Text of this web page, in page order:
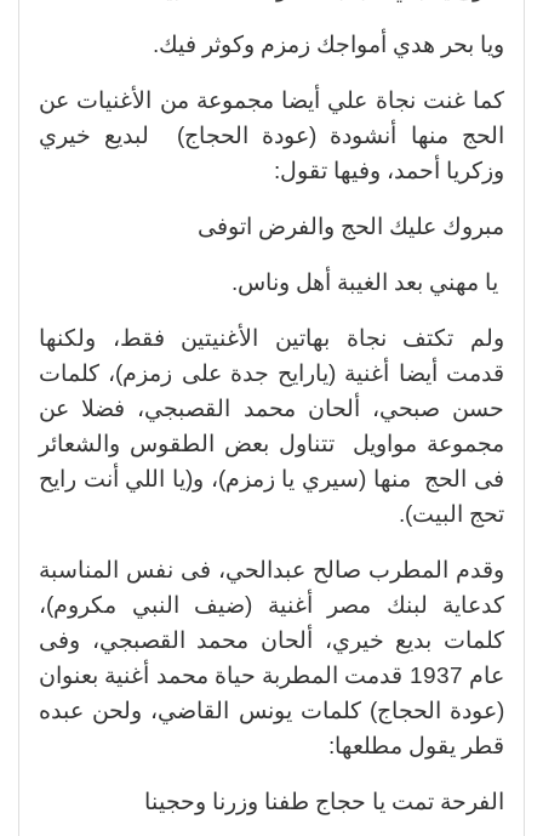
ويا بحر هدي أمواجك زمزم وكوثر فيك.
كما غنت نجاة علي أيضا مجموعة من الأغنيات عن
الحج منها أنشودة (عودة الحجاج) لبديع خيري
وزكريا أحمد، وفيها تقول:
مبروك عليك الحج والفرض اتوفى
يا مهني بعد الغيبة أهل وناس.
ولم تكتف نجاة بهاتين الأغنيتين فقط، ولكنها
قدمت أيضا أغنية (يارايح جدة على زمزم)، كلمات
حسن صبحي، ألحان محمد القصبجي، فضلا عن
مجموعة مواويل تتناول بعض الطقوس والشعائر
فى الحج منها (سيري يا زمزم)، و(يا اللي أنت رايح
تحج البيت).
وقدم المطرب صالح عبدالحي، فى نفس المناسبة
كدعاية لبنك مصر أغنية (ضيف النبي مكروم)،
كلمات بديع خيري، ألحان محمد القصبجي، وفى
عام 1937 قدمت المطربة حياة محمد أغنية بعنوان
(عودة الحجاج) كلمات يونس القاضي، ولحن عبده
قطر يقول مطلعها:
الفرحة تمت يا حجاج طفنا وزرنا وحجينا